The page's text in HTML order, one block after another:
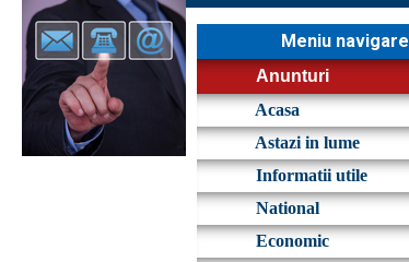
Meniu navigare
Anunturi
Acasa
Astazi in lume
Informatii utile
National
Economic